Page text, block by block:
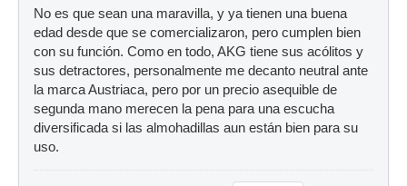
No es que sean una maravilla, y ya tienen una buena
edad desde que se comercializaron, pero cumplen bien
con su función. Como en todo, AKG tiene sus acólitos y
sus detractores, personalmente me decanto neutral ante
la marca Austriaca, pero por un precio asequible de
segunda mano merecen la pena para una escucha
diversificada si las almohadillas aun están bien para su
uso.